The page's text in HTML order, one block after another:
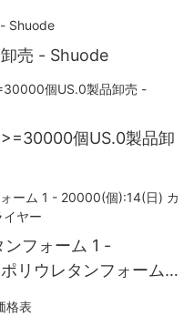
売 - Shuode
個US.0製品卸
フォーム 1 -
リウレタンフォーム